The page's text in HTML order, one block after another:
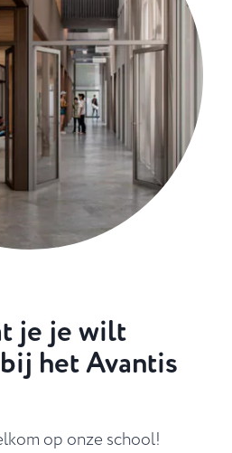
je je wilt
het Avantis
op onze school!